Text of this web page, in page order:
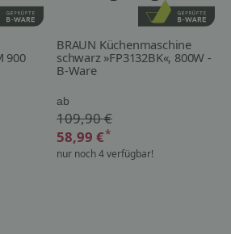
900
BRAUN Küchenmaschine
schwarz »FP3132BK«, 800W -
B-Ware
ab
109,90 €
58,99 €*
nur noch 4 verfügbar!